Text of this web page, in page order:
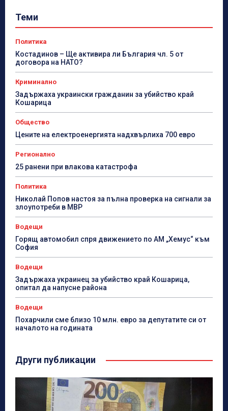
Теми
Политика
Костадинов – Ще активира ли България чл. 5 от
договора на НАТО?
Криминално
Задържаха украински гражданин за убийство край
Кошарица
Общество
Цените на електроенергията надхвърлиха 700 евро
Регионално
25 ранени при влакова катастрофа
Политика
Николай Попов настоя за пълна проверка на сигнали за
злоупотреби в МВР
Водещи
Горящ автомобил спря движението по АМ „Хемус“ към
София
Водещи
Задържаха украинец за убийство край Кошарица,
опитал да напусне района
Водещи
Похарчили сме близо 10 млн. евро за депутатите си от
началото на годината
Други публикации